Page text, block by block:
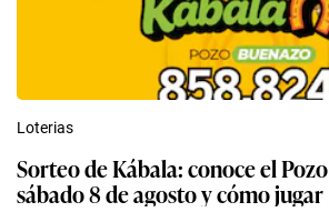
Loterias
Sorteo de Kábala: conoce el
sábado 8 de agosto y cómo jugar